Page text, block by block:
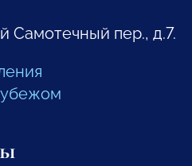
Самотечный пер., д.7.